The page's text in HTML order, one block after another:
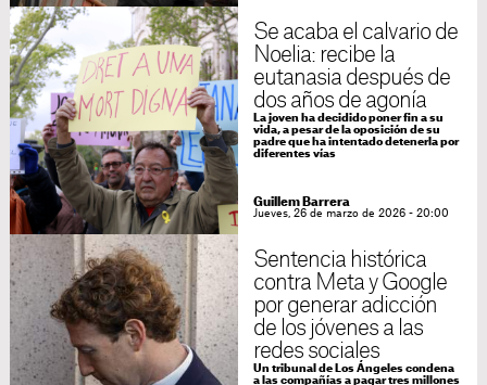
Se acaba el calvario de
Noelia: recibe la
eutanasia después de
dos años de agonía
La joven ha decidido poner fin a su
vida, a pesar de la oposición de su
padre que ha intentado detenerla por
diferentes vías
Guillem Barrera
Jueves, 26 de marzo de 2026 - 20:00
Sentencia histórica
contra Meta y Google
por generar adicción
de los jóvenes a las
redes sociales
Un tribunal de Los Ángeles condena
a las compañías a pagar tres millones